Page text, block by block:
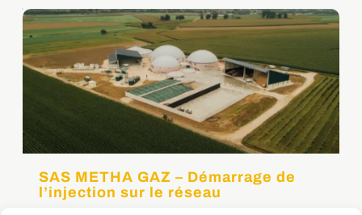
e
b
o
o
k
e
d
I
n
l
SAS METHA GAZ – Démarrage de
l’injection sur le réseau